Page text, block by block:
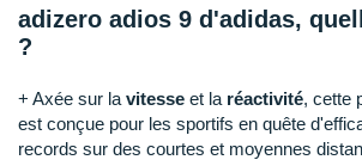
adizero adios 9 d'adidas,
?
+ Axée sur la vitesse et la réactivité, cette
est conçue pour les sportifs en quête
records sur des courtes et moyennes
Scott
Sidas